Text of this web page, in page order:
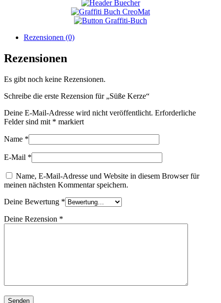
Rezensionen (0)
Rezensionen
Es gibt noch keine Rezensionen.
Schreibe die erste Rezension für „Süße Kerze“
Deine E-Mail-Adresse wird nicht veröffentlicht. Erforderliche
Felder sind mit * markiert
Name *
E-Mail *
Name, E-Mail-Adresse und Website in diesem Browser für
meinen nächsten Kommentar speichern.
Deine Bewertung *
Deine Rezension *